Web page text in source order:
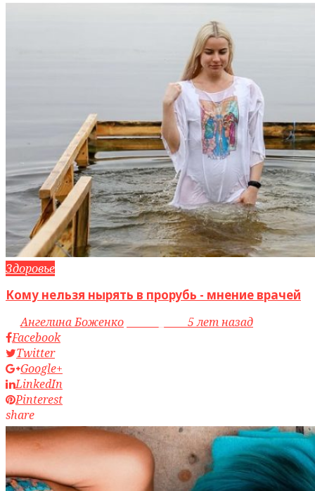
Здоровье
Кому нельзя нырять в прорубь - мнение врачей
byАнгелина Боженко
5 лет назад
Facebook
Twitter
Google+
LinkedIn
Pinterest
share